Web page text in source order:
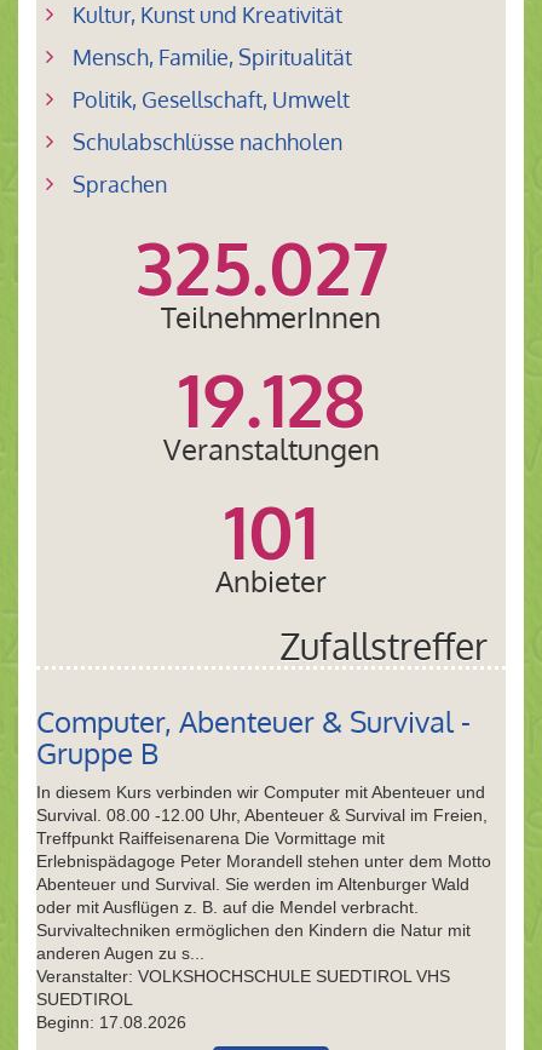
Kultur, Kunst und Kreativität
Mensch, Familie, Spiritualität
Politik, Gesellschaft, Umwelt
Schulabschlüsse nachholen
Sprachen
325.027
TeilnehmerInnen
19.128
Veranstaltungen
101
Anbieter
Zufallstreffer
Computer, Abenteuer & Survival -
Gruppe B
In diesem Kurs verbinden wir Computer mit Abenteuer und
Survival. 08.00 -12.00 Uhr, Abenteuer & Survival im Freien,
Treffpunkt Raiffeisenarena Die Vormittage mit
Erlebnispädagoge Peter Morandell stehen unter dem Motto
Abenteuer und Survival. Sie werden im Altenburger Wald
oder mit Ausflügen z. B. auf die Mendel verbracht.
Survivaltechniken ermöglichen den Kindern die Natur mit
anderen Augen zu s...
Veranstalter: VOLKSHOCHSCHULE SUEDTIROL VHS
SUEDTIROL
Beginn: 17.08.2026